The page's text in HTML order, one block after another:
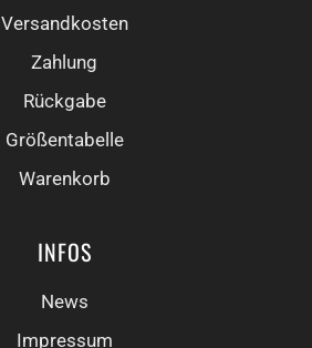
Versandkosten
Zahlung
Rückgabe
Größentabelle
Warenkorb
INFOS
News
Impressum